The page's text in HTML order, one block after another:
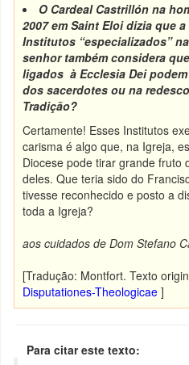
O Cardeal Castrillón na
2007 em Saint Eloi dizia que
Institutos “especializados”
senhor também considera
ligados à Ecclesia Dei
dos sacerdotes ou na
Tradição?
Certamente! Esses Institutos
carisma é algo que, na Igreja,
Diocese pode tirar grande fruto
deles. Que teria sido do
tivesse reconhecido e posto a
toda a Igreja?
aos cuidados de Dom Stefano
[Tradução: Montfort. Texto
Disputationes-Theologicae ]
Para citar este texto: